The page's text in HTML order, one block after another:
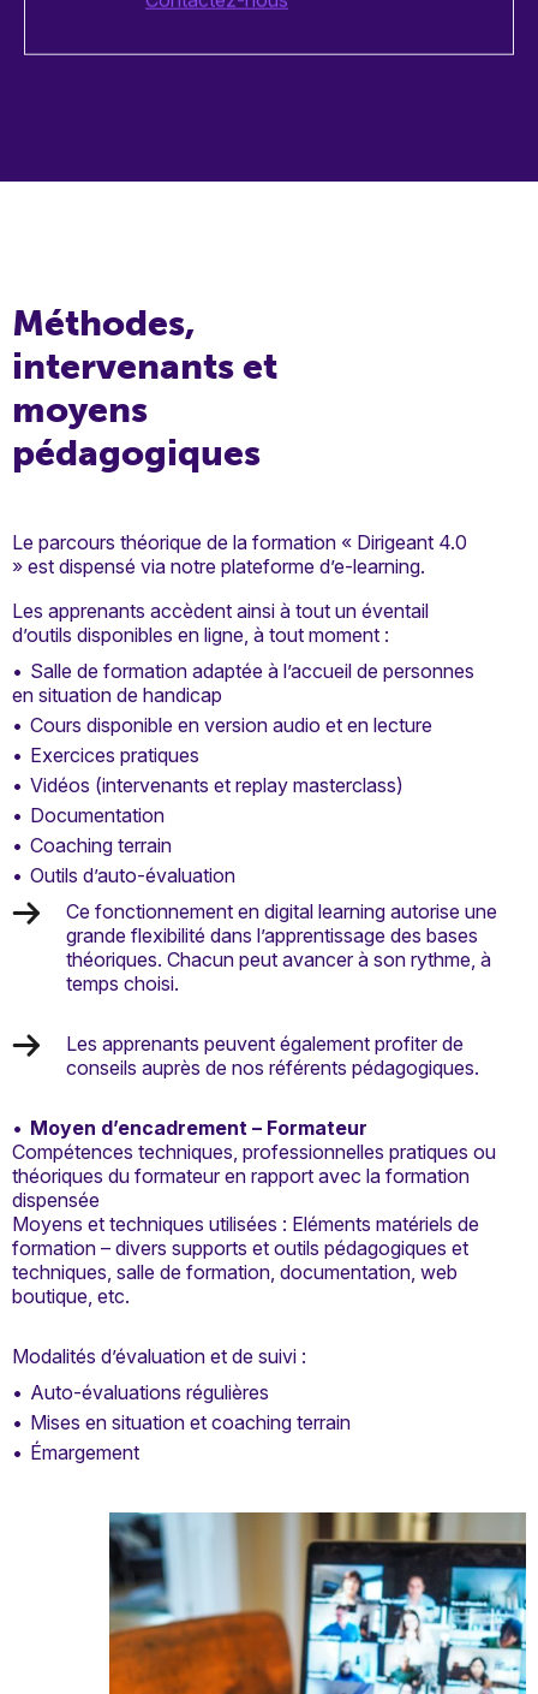
Méthodes,
intervenants et
moyens
pédagogiques
Le parcours théorique de la formation « Dirigeant 4.0
» est dispensé via notre plateforme d’e-learning.
Les apprenants accèdent ainsi à tout un éventail
d’outils disponibles en ligne, à tout moment :
Salle de formation adaptée à l’accueil de personnes
en situation de handicap
Cours disponible en version audio et en lecture
Exercices pratiques
Vidéos (intervenants et replay masterclass)
Documentation
Coaching terrain
Outils d’auto-évaluation
Ce fonctionnement en digital learning autorise une
grande flexibilité dans l’apprentissage des bases
théoriques. Chacun peut avancer à son rythme, à
temps choisi.
Les apprenants peuvent également profiter de
conseils auprès de nos référents pédagogiques.
Moyen d’encadrement – Formateur
Compétences techniques, professionnelles pratiques ou
théoriques du formateur en rapport avec la formation
dispensée
Moyens et techniques utilisées : Eléments matériels de
formation – divers supports et outils pédagogiques et
techniques, salle de formation, documentation, web
boutique, etc.
Modalités d’évaluation et de suivi :
Auto-évaluations régulières
Mises en situation et coaching terrain
Émargement